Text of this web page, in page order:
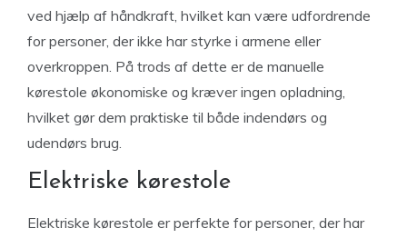
ved hjælp af håndkraft, hvilket kan være udfordrende
for personer, der ikke har styrke i armene eller
overkroppen. På trods af dette er de manuelle
kørestole økonomiske og kræver ingen opladning,
hvilket gør dem praktiske til både indendørs og
udendørs brug.
Elektriske kørestole
Elektriske kørestole er perfekte for personer, der har